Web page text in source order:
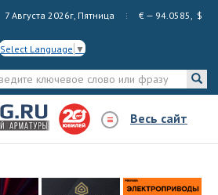
7 Августа 2026г, Пятница € — 94.0585, $
Select Language ▼
Весь сайт